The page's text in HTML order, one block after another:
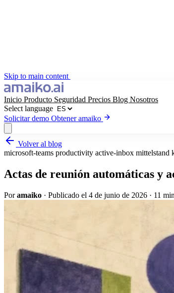
Skip to main content
Inicio Producto Seguridad Precios Blog Nosotros
Select language
Solicitar demo Obtener amaiko
Obtener amaiko Solicitar demo
Volver al blog
microsoft-teams productivity active-inbox mittelstand
Actas de reunión automáticas y
Poramaiko · Publicado el 4 de junio de 2026 · 11